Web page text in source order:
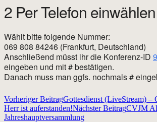
2 Per Telefon einwählen
Wählt bitte folgende Nummer:
069 808 84246 (Frankfurt, Deutschland)
Anschließend müsst ihr die Konferenz-ID
eingeben und mit # bestätigen.
Danach muss man ggfs. nochmals #
Beitragsnavigation
Vorheriger BeitragGottesdienst (LiveStream) –
Herr ist auferstanden!Nächster BeitragCVJM
Jahreshauptversammlung